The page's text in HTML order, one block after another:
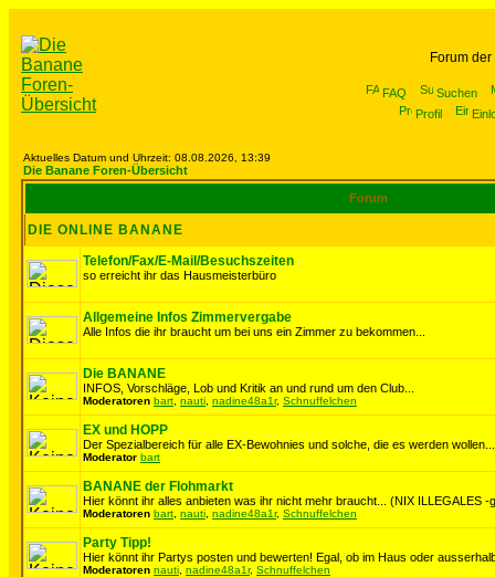
Forum
FAQ
Suchen
Profil
Aktuelles Datum und Uhrzeit: 08.08.2026, 13:39
Die Banane Foren-Übersicht
Forum
DIE ONLINE BANANE
Telefon/Fax/E-Mail/Besuchszeiten
so erreicht ihr das Hausmeisterbüro
Allgemeine Infos Zimmervergabe
Alle Infos die ihr braucht um bei uns ein Zimmer zu bekommen...
Die BANANE
INFOS, Vorschläge, Lob und Kritik an und rund um den Club...
Moderatoren bart nauti nadine48a1r, Schnuffelchen
EX und HOPP
Der Spezialbereich für alle EX-Bewohnies und solche, die es werden wollen...
Moderator bart
BANANE der Flohmarkt
Hier könnt ihr alles anbieten was ihr nicht mehr braucht... (NIX ILLEGALES -
Moderatoren bart nauti nadine48a1r, Schnuffelchen
Party Tipp!
Hier könnt ihr Partys posten und bewerten! Egal, ob im Haus oder
Moderatoren nauti nadine48a1r, Schnuffelchen